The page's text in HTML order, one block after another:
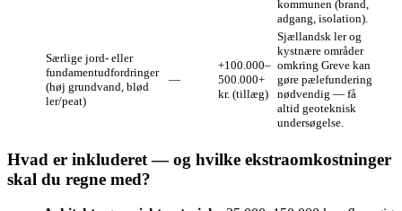
kommunen (brand,
adgang, isolation).
Særlige jord‑ eller
fundamentudfordringer
(høj grundvand, blød
ler/peat)
—
+100.000–
500.000+
kr. (tillæg)
Sjællandsk ler og
kystnære områder
omkring Greve kan
gøre pælefundering
nødvendig — få
altid geoteknisk
undersøgelse.
Hvad er inkluderet — og hvilke ekstraomkostninger
skal du regne med?